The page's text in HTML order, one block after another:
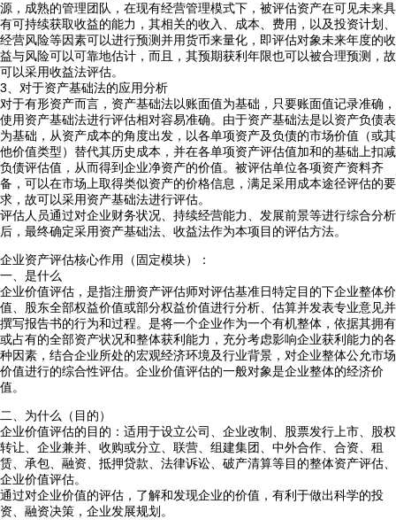
源，成熟的管理团队，在现有经营管理模式下，被评估资产在可见未来具
有可持续获取收益的能力，其相关的收入、成本、费用，以及投资计划、
经营风险等因素可以进行预测并用货币来量化，即评估对象未来年度的收
益与风险可以可靠地估计，而且，其预期获利年限也可以被合理预测，故
可以采用收益法评估。
3、对于资产基础法的应用分析
对于有形资产而言，资产基础法以账面值为基础，只要账面值记录准确，
使用资产基础法进行评估相对容易准确。由于资产基础法是以资产负债表
为基础，从资产成本的角度出发，以各单项资产及负债的市场价值（或其
他价值类型）替代其历史成本，并在各单项资产评估值加和的基础上扣减
负债评估值，从而得到企业净资产的价值。被评估单位各项资产资料齐
备，可以在市场上取得类似资产的价格信息，满足采用成本途径评估的要
求，故可以采用资产基础法进行评估。
评估人员通过对企业财务状况、持续经营能力、发展前景等进行综合分析
后，最终确定采用资产基础法、收益法作为本项目的评估方法。
企业资产评估核心作用（固定模块）：
一、是什么
企业价值评估，是指注册资产评估师对评估基准日特定目的下企业整体价
值、股东全部权益价值或部分权益价值进行分析、估算并发表专业意见并
撰写报告书的行为和过程。是将一个企业作为一个有机整体，依据其拥有
或占有的全部资产状况和整体获利能力，充分考虑影响企业获利能力的各
种因素，结合企业所处的宏观经济环境及行业背景，对企业整体公允市场
价值进行的综合性评估。企业价值评估的一般对象是企业整体的经济价
值。
二、为什么（目的）
企业价值评估的目的：适用于设立公司、企业改制、股票发行上市、股权
转让、企业兼并、收购或分立、联营、组建集团、中外合作、合资、租
赁、承包、融资、抵押贷款、法律诉讼、破产清算等目的整体资产评估、
企业价值评估。
通过对企业价值的评估，了解和发现企业的价值，有利于做出科学的投
资、融资决策，企业发展规划。